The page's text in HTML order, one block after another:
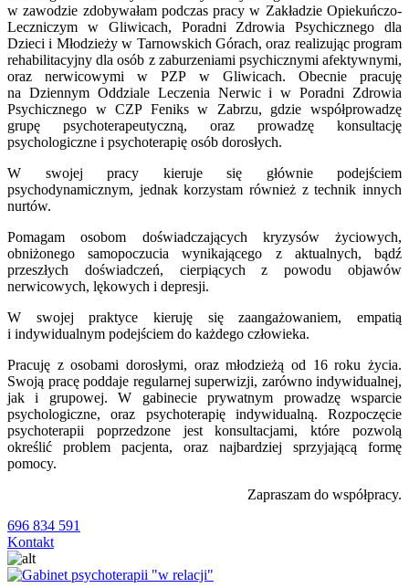
w zawodzie zdobywałam podczas pracy w Zakładzie Opiekuńczo-
Leczniczym w Gliwicach, Poradni Zdrowia Psychicznego dla
Dzieci i Młodzieży w Tarnowskich Górach, oraz realizując program
rehabilitacyjny dla osób z zaburzeniami psychicznymi afektywnymi,
oraz nerwicowymi w PZP w Gliwicach. Obecnie pracuję
na Dziennym Oddziale Leczenia Nerwic i w Poradni Zdrowia
Psychicznego w CZP Feniks w Zabrzu, gdzie współprowadzę
grupę psychoterapeutyczną, oraz prowadzę konsultację
psychologiczne i psychoterapię osób dorosłych.
W swojej pracy kieruje się głównie podejściem
psychodynamicznym, jednak korzystam również z technik innych
nurtów.
Pomagam osobom doświadczających kryzysów życiowych,
obniżonego samopoczucia wynikającego z aktualnych, bądź
przeszłych doświadczeń, cierpiących z powodu objawów
nerwicowych, lękowych i depresji.
W swojej praktyce kieruję się zaangażowaniem, empatią
i indywidualnym podejściem do każdego człowieka.
Pracuję z osobami dorosłymi, oraz młodzieżą od 16 roku życia.
Swoją pracę poddaje regularnej superwizji, zarówno indywidualnej,
jak i grupowej. W gabinecie prywatnym prowadzę wsparcie
psychologiczne, oraz psychoterapię indywidualną. Rozpoczęcie
psychoterapii poprzedzone jest konsultacjami, które pozwolą
określić problem pacjenta, oraz najbardziej sprzyjającą formę
pomocy.
Zapraszam do współpracy.
696 834 591
Kontakt